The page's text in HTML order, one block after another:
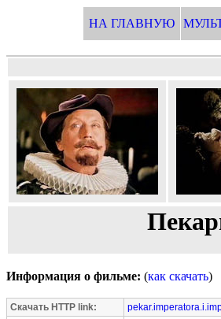
НА ГЛАВНУЮ
Информация о фильме: (как скачать)
Скачать HTTP link: